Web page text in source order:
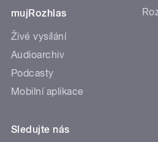
mujRozhlas
Živé vysílání
Audioarchiv
Podcasty
Mobilní aplikace
Sledujte nás